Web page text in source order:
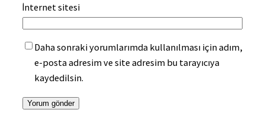
İnternet sitesi
Daha sonraki yorumlarımda kullanılması için adım,
e-posta adresim ve site adresim bu tarayıcıya
kaydedilsin.